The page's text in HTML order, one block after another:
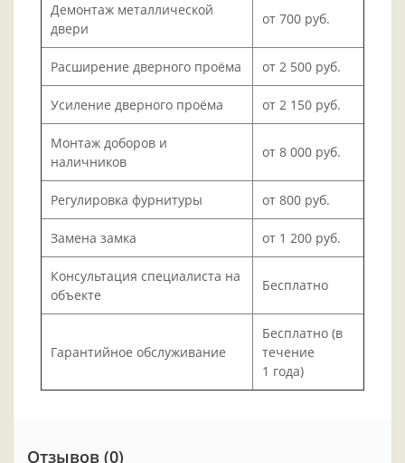
Демонтаж металлической
двери
от 700 руб.
Расширение дверного проёма от 2 500 руб.
Усиление дверного проёма от 2 150 руб.
Монтаж доборов и
наличников
от 8 000 руб.
Регулировка фурнитуры от 800 руб.
Замена замка от 1 200 руб.
Консультация специалиста на
объекте
Бесплатно
Гарантийное обслуживание
Бесплатно (в
течение
1 года)
Отзывов (0)